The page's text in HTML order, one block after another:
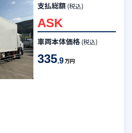
支払総額 (税込)
ASK
車両本体価格 (税込)
335.9万円